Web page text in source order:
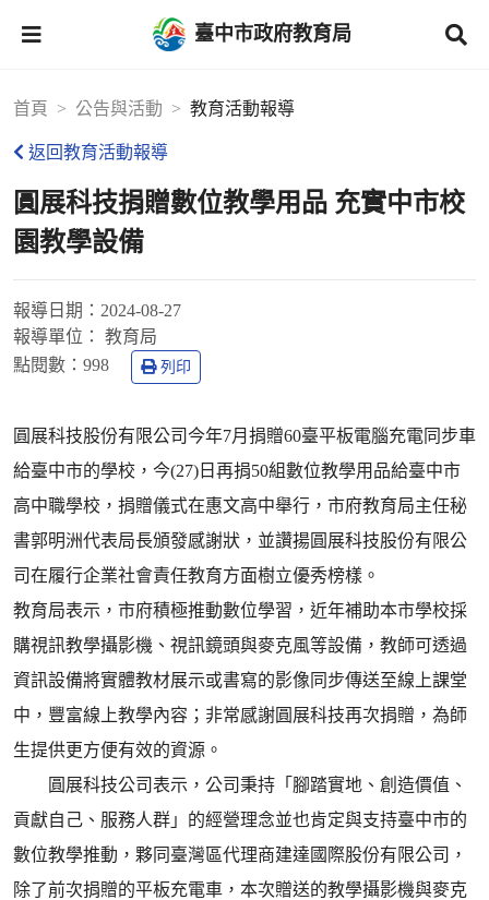
臺中市政府教育局
首頁 公告與活動 教育活動報導
返回教育活動報導
圓展科技捐贈數位教學用品 充實中市校
園教學設備
報導日期： 2024-08-27
報導單位：
教育局
點閱數： 998 列印
圓展科技股份有限公司今年7月捐贈60臺平板電腦充電同步車
給臺中市的學校，今(27)日再捐50組數位教學用品給臺中市
高中職學校，捐贈儀式在惠文高中舉行，市府教育局主任秘
書郭明洲代表局長頒發感謝狀，並讚揚圓展科技股份有限公
司在履行企業社會責任教育方面樹立優秀榜樣。
教育局表示，市府積極推動數位學習，近年補助本市學校採
購視訊教學攝影機、視訊鏡頭與麥克風等設備，教師可透過
資訊設備將實體教材展示或書寫的影像同步傳送至線上課堂
中，豐富線上教學內容；非常感謝圓展科技再次捐贈，為師
生提供更方便有效的資源。
圓展科技公司表示，公司秉持「腳踏實地、創造價值、
貢獻自己、服務人群」的經營理念並也肯定與支持臺中市的
數位教學推動，夥同臺灣區代理商建達國際股份有限公司，
除了前次捐贈的平板充電車，本次贈送的教學攝影機與麥克